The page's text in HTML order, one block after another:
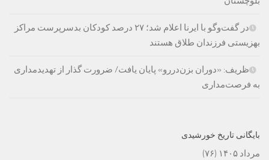
در گفت‌وگو با ایرنا اعلام شد؛ ۲۷ درصد کودکان بدسرپرست مراکز
بهزیستی فرزندان طلاق هستند
ظریف: «دوران بزن‌دررو» پایان یافت/ ضرورت گذار از تهدیدمداری
به فرصت‌مداری
بایگانی تاریخ خورشیدی
مرداد ۱۴۰۵
(۷۶)